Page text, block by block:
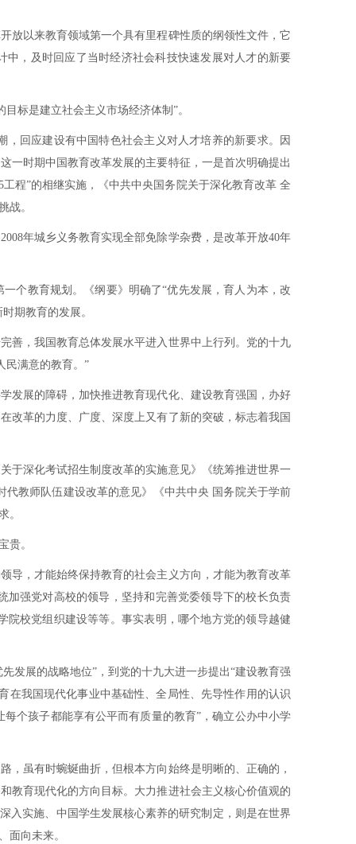
放以来教育领域第一个具有里程碑性质的纲领性文件，它
中，及时回应了当时经济社会科技快速发展对人才的新要
标是建立社会主义市场经济体制”。
回应建设有中国特色社会主义对人才培养的新要求。因
一时期中国教育改革发展的主要特征，一是首次明确提出
程”的相继实施，《中共中央国务院关于深化教育改革 全
战。
年城乡义务教育实现全部免除学杂费，是改革开放40年
个教育规划。《纲要》明确了“优先发展，育人为本，改
期教育的发展。
善，我国教育总体发展水平进入世界中上行列。党的十九
民满意的教育。”
发展的障碍，加快推进教育现代化、建设教育强国，办好
改革的力度、广度、深度上又有了新的突破，标志着我国
于深化考试招生制度改革的实施意见》《统筹推进世界一
教师队伍建设改革的意见》《中共中央 国务院关于学前
。
贵。
导，才能始终保持教育的社会主义方向，才能为教育改革
加强党对高校的领导，坚持和完善党委领导下的校长负责
校党组织建设等等。事实表明，哪个地方党的领导越健
发展的战略地位”，到党的十九大进一步提出“建设教育强
在我国现代化事业中基础性、全局性、先导性作用的认识
个孩子都能享有公平而有质量的教育”，确立公办中小学
虽有时蜿蜒曲折，但根本方向始终是明晰的、正确的，
教育现代化的方向目标。大力推进社会主义核心价值观的
入实施、中国学生发展核心素养的研究制定，则是在世界
面向未来。